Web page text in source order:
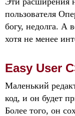
пользователя
богу, недолга. А
хотя не менее
Easy User
Маленький
код, и он будет
Более того, он